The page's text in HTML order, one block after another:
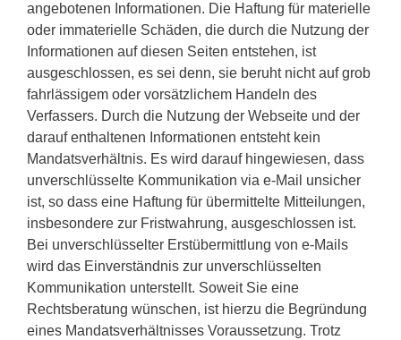
angebotenen Informationen. Die Haftung für materielle
oder immaterielle Schäden, die durch die Nutzung der
Informationen auf diesen Seiten entstehen, ist
ausgeschlossen, es sei denn, sie beruht nicht auf grob
fahrlässigem oder vorsätzlichem Handeln des
Verfassers. Durch die Nutzung der Webseite und der
darauf enthaltenen Informationen entsteht kein
Mandatsverhältnis. Es wird darauf hingewiesen, dass
unverschlüsselte Kommunikation via e-Mail unsicher
ist, so dass eine Haftung für übermittelte Mitteilungen,
insbesondere zur Fristwahrung, ausgeschlossen ist.
Bei unverschlüsselter Erstübermittlung von e-Mails
wird das Einverständnis zur unverschlüsselten
Kommunikation unterstellt. Soweit Sie eine
Rechtsberatung wünschen, ist hierzu die Begründung
eines Mandatsverhältnisses Voraussetzung. Trotz